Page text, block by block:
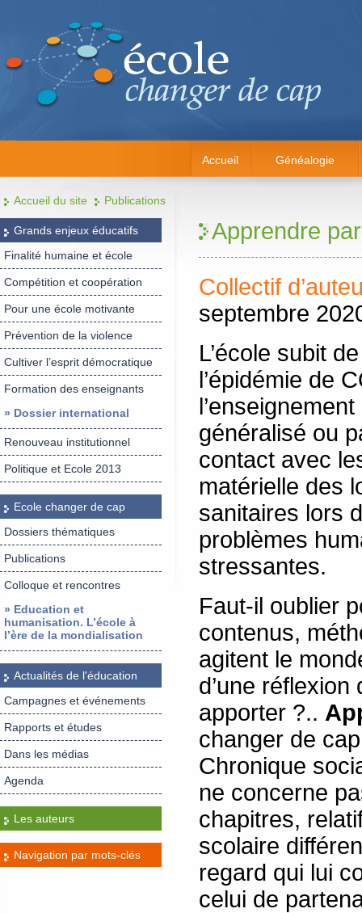
Accueil Généalogie
Accueil du site Publications
Grands enjeux éducatifs
Finalité humaine et école
Compétition et coopération
Pour une école motivante
Prévention de la violence
Cultiver l’esprit démocratique
Formation des enseignants
» Dossier international
Renouveau institutionnel
Politique et Ecole 2013
Ecole changer de cap
Dossiers thématiques
Publications
Colloque et rencontres
» Education et
humanisation. L’école à
l’ère de la mondialisation
Actualités de l'éducation
Campagnes et événements
Rapports et études
Dans les médias
Agenda
Les auteurs
Navigation par mots-clés
Apprendre
Collectif
septembre
L’école subit
l’épidémie de
généralisé ou
contact avec
matérielle des
sanitaires lors
problèmes
stressantes.
Faut-il oublier
contenus,
agitent le
d’une
apporter ?..
changer de
Chronique
ne concerne
chapitres,
scolaire
regard qui lui
celui de